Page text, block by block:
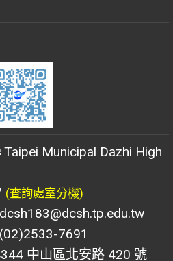
Taipei Municipal Dazhi High
(查詢處室分機)
7691
中山區北安路 420 號